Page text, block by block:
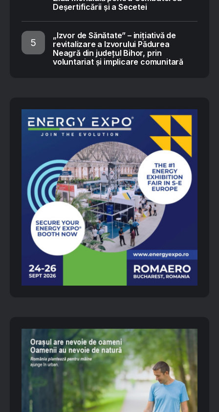
Deșertificării și a Secetei
„Izvor de Sănătate” – inițiativă de
revitalizare a Izvorului Pădurea
Neagră din județul Bihor, prin
voluntariat și implicare comunitară